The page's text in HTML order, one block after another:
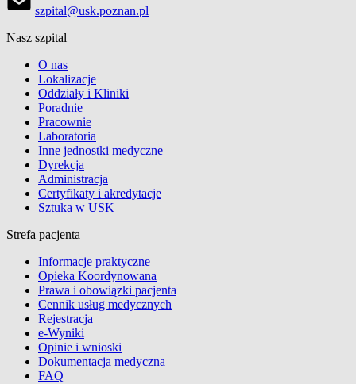
szpital@usk.poznan.pl
Nasz szpital
O nas
Lokalizacje
Oddziały i Kliniki
Poradnie
Pracownie
Laboratoria
Inne jednostki medyczne
Dyrekcja
Administracja
Certyfikaty i akredytacje
Sztuka w USK
Strefa pacjenta
Informacje praktyczne
Opieka Koordynowana
Prawa i obowiązki pacjenta
Cennik usług medycznych
Rejestracja
e-Wyniki
Opinie i wnioski
Dokumentacja medyczna
FAQ